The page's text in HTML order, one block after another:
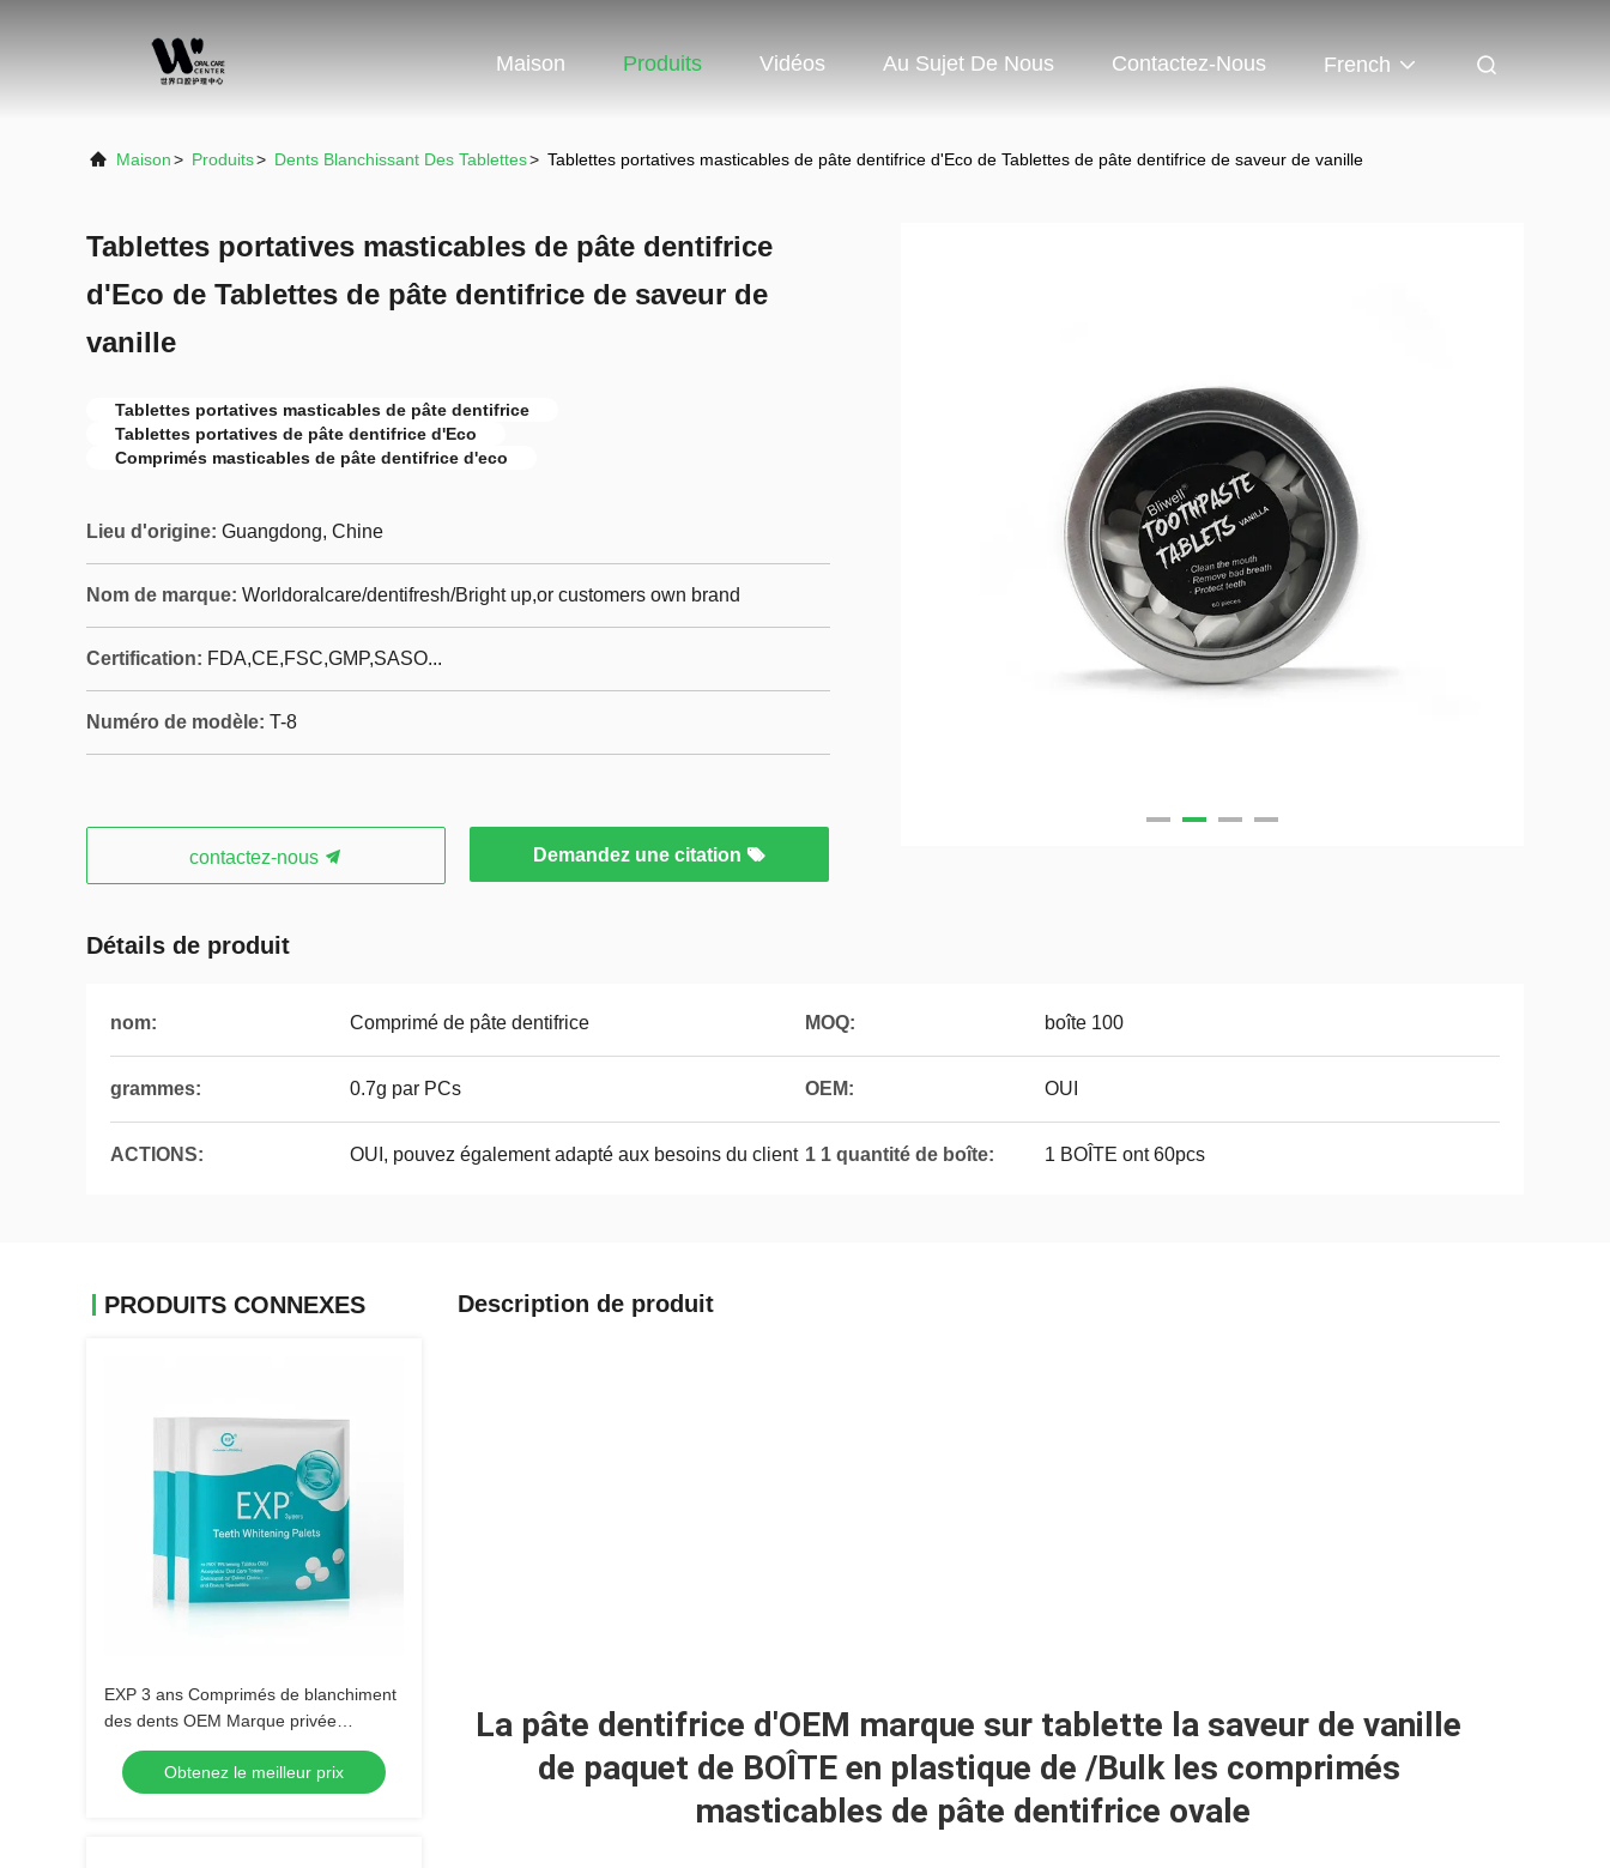
Maison Produits Vidéos Au Sujet De Nous Contactez-Nous French
Maison> Produits> Dents Blanchissant Des Tablettes> Tablettes portatives masticables de pâte dentifrice d'Eco de Tablettes de pâte dentifrice de saveur de vanille
Tablettes portatives masticables de pâte dentifrice
d'Eco de Tablettes de pâte dentifrice de saveur de
vanille
Tablettes portatives masticables de pâte dentifrice
Tablettes portatives de pâte dentifrice d'Eco
Comprimés masticables de pâte dentifrice d'eco
Lieu d'origine: Guangdong, Chine
Nom de marque: Worldoralcare/dentifresh/Bright up,or customers own brand
Certification: FDA,CE,FSC,GMP,SASO...
Numéro de modèle: T-8
contactez-nous Demandez une citation
Détails de produit
nom: Comprimé de pâte dentifrice MOQ: boîte 100
grammes: 0.7g par PCs OEM: OUI
ACTIONS: OUI, pouvez également adapté aux besoins du client 1 1 quantité de boîte: 1 BOÎTE ont 60pcs
PRODUITS CONNEXES
EXP 3 ans Comprimés de blanchiment
des dents OEM Marque privée
Acceptable Comprimés de soins
bucco-dentaires développés pour les
cliniques dentaires et les spécialistes
Obtenez le meilleur prix
Description de produit
La pâte dentifrice d'OEM marque sur tablette la saveur de vanille
de paquet de BOÎTE en plastique de /Bulk les comprimés
masticables de pâte dentifrice ovale